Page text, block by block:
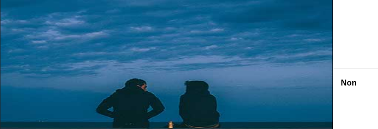
Non